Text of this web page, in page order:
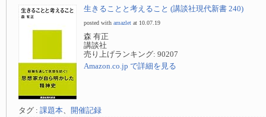
生きることと考えること (講談社現代新書 240)
posted with amazlet at 10.07.19
森 有正
講談社
売り上げランキング: 90207
Amazon.co.jp で詳細を見る
タグ : 課題本、 開催記録